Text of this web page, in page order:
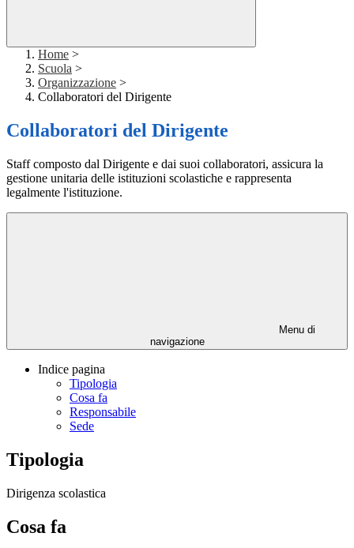
Home >
Scuola >
Organizzazione >
Collaboratori del Dirigente
Collaboratori del Dirigente
Staff composto dal Dirigente e dai suoi collaboratori, assicura la
gestione unitaria delle istituzioni scolastiche e rappresenta
legalmente l'istituzione.
Menu di
navigazione
Indice pagina
Tipologia
Cosa fa
Responsabile
Sede
Tipologia
Dirigenza scolastica
Cosa fa